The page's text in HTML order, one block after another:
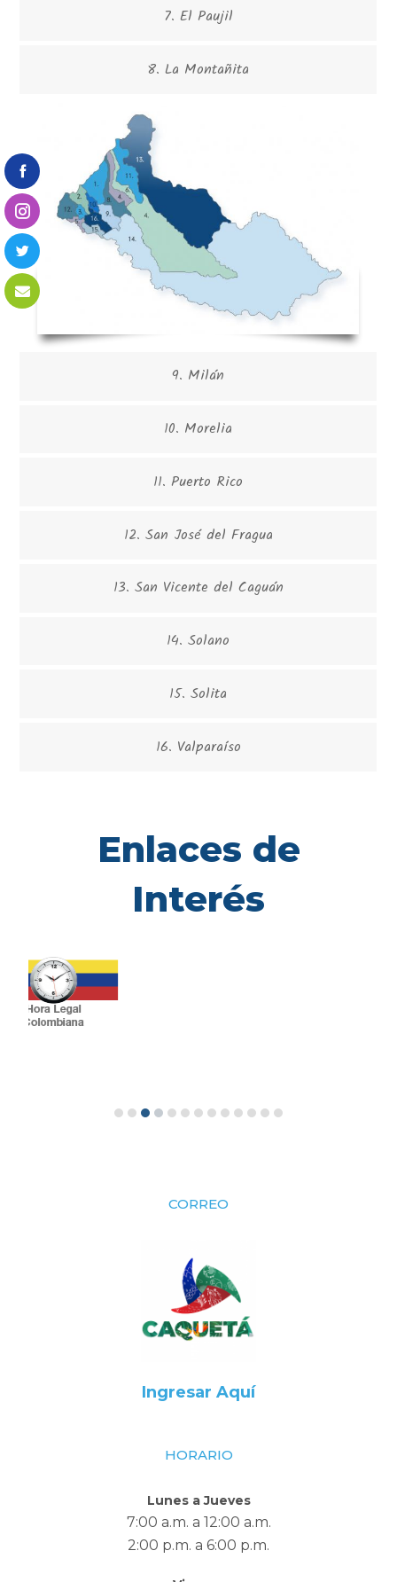
7. El Paujil
8. La Montañita
9. Milán
10. Morelia
11. Puerto Rico
12. San José del Fragua
13. San Vicente del Caguán
14. Solano
15. Solita
16. Valparaíso
Enlaces de
Interés
CORREO
Ingresar Aquí
HORARIO
Lunes a Jueves
7:00 a.m. a 12:00 a.m.
2:00 p.m. a 6:00 p.m.